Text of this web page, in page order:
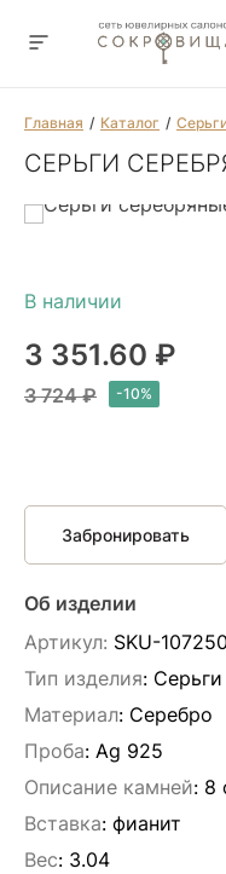
Главная Каталог
СЕРЬГИ
3 351.60 ₽
3 724 ₽
Забронировать
Об изделии
Артикул: SKU-107250
Тип изделия: Серьги
Материал: Серебро
Проба: Ag 925
Описание камней: 8
Вставка: фианит
Вес: 3.04